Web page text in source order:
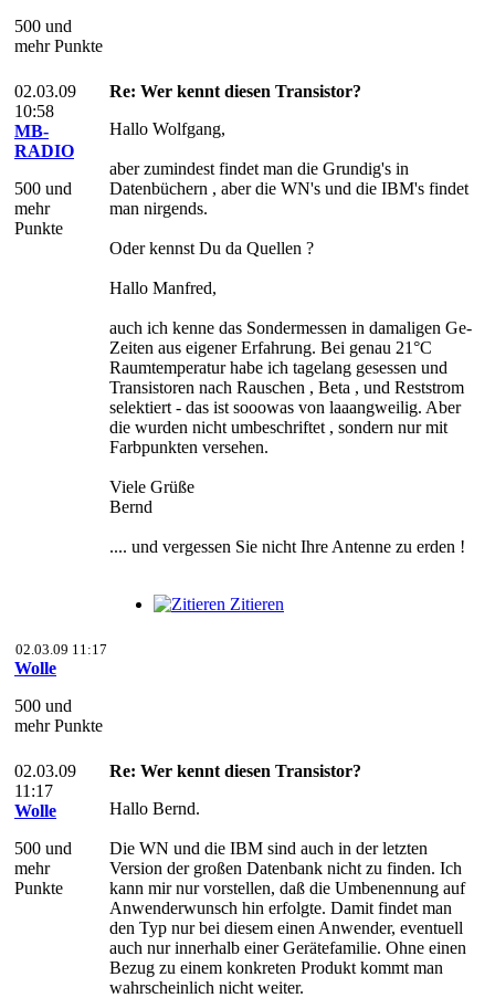
500 und
mehr Punkte
02.03.09
10:58
MB-
RADIO
500 und
mehr
Punkte
Re: Wer kennt diesen Transistor?
Hallo Wolfgang,
aber zumindest findet man die Grundig's in
Datenbüchern , aber die WN's und die IBM's findet
man nirgends.
Oder kennst Du da Quellen ?
Hallo Manfred,
auch ich kenne das Sondermessen in damaligen Ge-
Zeiten aus eigener Erfahrung. Bei genau 21°C
Raumtemperatur habe ich tagelang gesessen und
Transistoren nach Rauschen , Beta , und Reststrom
selektiert - das ist sooowas von laaangweilig. Aber
die wurden nicht umbeschriftet , sondern nur mit
Farbpunkten versehen.
Viele Grüße
Bernd
.... und vergessen Sie nicht Ihre Antenne zu erden !
Zitieren
02.03.09 11:17
Wolle
500 und
mehr Punkte
02.03.09
11:17
Wolle
500 und
mehr
Punkte
Re: Wer kennt diesen Transistor?
Hallo Bernd.
Die WN und die IBM sind auch in der letzten
Version der großen Datenbank nicht zu finden. Ich
kann mir nur vorstellen, daß die Umbenennung auf
Anwenderwunsch hin erfolgte. Damit findet man
den Typ nur bei diesem einen Anwender, eventuell
auch nur innerhalb einer Gerätefamilie. Ohne einen
Bezug zu einem konkreten Produkt kommt man
wahrscheinlich nicht weiter.